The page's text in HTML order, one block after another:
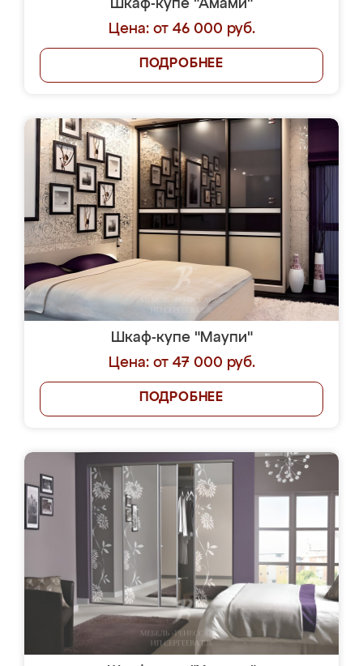
Шкаф-купе "Амами"
Цена: от 46 000 руб.
ПОДРОБНЕЕ
Шкаф-купе "Маупи"
Цена: от 47 000 руб.
ПОДРОБНЕЕ